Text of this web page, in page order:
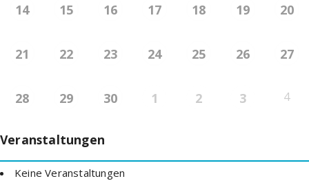
14 15 16 17 18 19 20
21 22 23 24 25 26 27
28 29 30 1 2 3 4
Veranstaltungen
Keine Veranstaltungen